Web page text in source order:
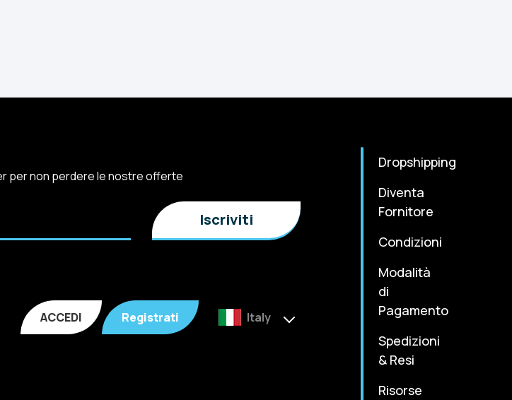
per non perdere le nostre offerte
ACCEDI Registrati Italy
Dropshipping
Diventa
Fornitore
Condizioni
Modalità
di
Pagamento
Spedizioni
& Resi
Risorse